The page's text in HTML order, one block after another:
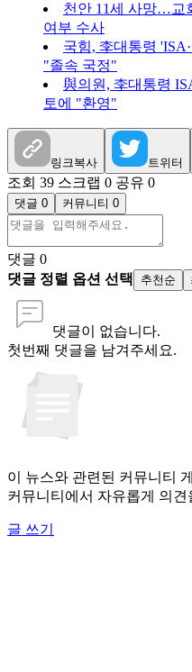
천안 11세 사망…교
여부 수사
국힘, 李대통령
"졸속 국정"
與의원, 李대통령
토에 "환영"
링크복사 트위터
조회 39 스크랩 0 공유 0
댓글 0 커뮤니티 0
댓글 0
댓글 정렬 옵션 선택
추천순
댓글이 없습니다.
첫번째 댓글을 남겨주세요.
이 뉴스와 관련된 커뮤니티
커뮤니티에서 자유롭게 의견
글 쓰기